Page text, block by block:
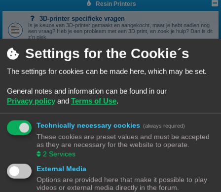
Resin Printers
3D-printer specifieke vragen
Is je keuze van 3D-printer gemaakt en aangekocht, maar je hebt nadien nog
een vraag? Heb je een probleem met een 3D print, en zoek je hulp? Dan is dit
z'n plek.
3D print resultaten
Onderwerpen:6
Heb je een vraag omtrent je slicer software, we zien het graag hier
Onderwerpen:5
Handleidingen voor beginners & gevorderden
Zelfbouwprinters
Vragen rond de opbouw en het gebruik van een zelfbouw
printer horen hier.
Wil je zelf een printer bouwen, heb je er eentje gebouwd en zit je met een
vraag. Dan is dit z'n plek.
Onderwerpen:13
Settings for the Cookie´s
The settings for cookies can be made here, which may be set.
General notes and information can be found in our
Privacy policy and Terms of Use.
Technically necessary cookies (always required)
These cookies are preset values and must be accepted
as they are necessary for the website to operate.
2 Services
External Media
Options are provided here that make it possible to play
videos or external media directly in the forum.